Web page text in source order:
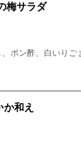
梅サラダ
ポン酢、白いりご
和え